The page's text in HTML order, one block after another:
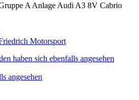
A Anlage Audi A3 8V Cabrio
Motorsport
haben sich ebenfalls angesehen
angesehen